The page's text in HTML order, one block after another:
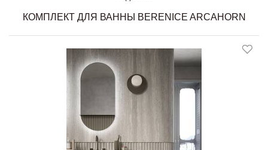
КОМПЛЕКТ ДЛЯ ВАННЫ BERENICE ARCAHORN